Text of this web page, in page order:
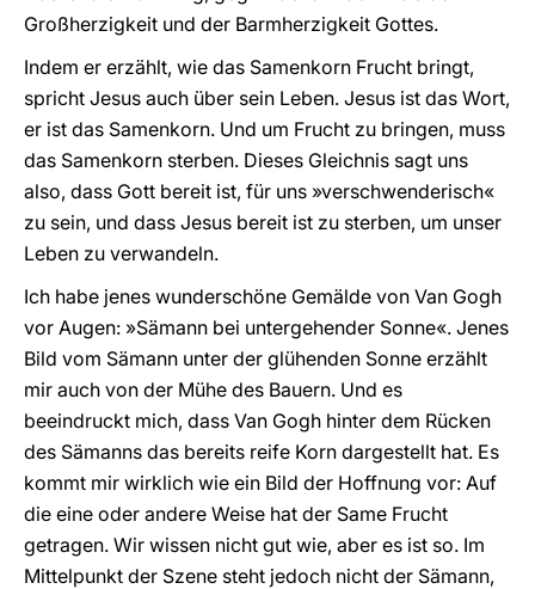
Großherzigkeit und der Barmherzigkeit Gottes.
Indem er erzählt, wie das Samenkorn Frucht bringt,
spricht Jesus auch über sein Leben. Jesus ist das Wort,
er ist das Samenkorn. Und um Frucht zu bringen, muss
das Samenkorn sterben. Dieses Gleichnis sagt uns
also, dass Gott bereit ist, für uns »verschwenderisch«
zu sein, und dass Jesus bereit ist zu sterben, um unser
Leben zu verwandeln.
Ich habe jenes wunderschöne Gemälde von Van Gogh
vor Augen: »Sämann bei untergehender Sonne«. Jenes
Bild vom Sämann unter der glühenden Sonne erzählt
mir auch von der Mühe des Bauern. Und es
beeindruckt mich, dass Van Gogh hinter dem Rücken
des Sämanns das bereits reife Korn dargestellt hat. Es
kommt mir wirklich wie ein Bild der Hoffnung vor: Auf
die eine oder andere Weise hat der Same Frucht
getragen. Wir wissen nicht gut wie, aber es ist so. Im
Mittelpunkt der Szene steht jedoch nicht der Sämann,